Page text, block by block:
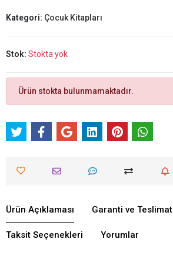
Kategori: Çocuk Kitapları
Stok: Stokta yok
Ürün stokta bulunmamaktadır.
Ürün Açıklaması Garanti ve Teslimat
Taksit Seçenekleri Yorumlar